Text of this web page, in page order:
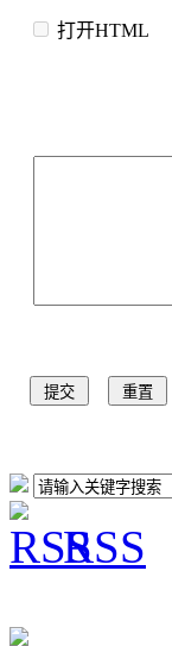
打开HTML
RSS